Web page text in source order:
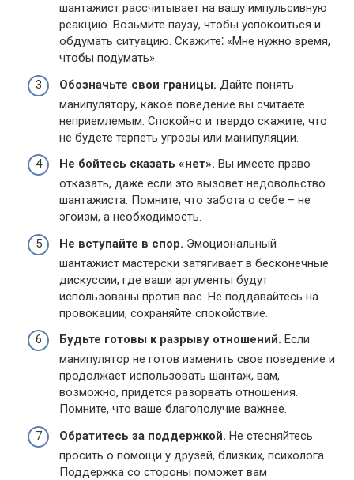
шантажист рассчитывает на вашу импульсивную
реакцию.​ Возьмите паузу, чтобы успокоиться и
обдумать ситуацию.​ Скажите⁚ «Мне нужно время,
чтобы подумать».​
Обозначьте свои границы.​ Дайте понять
манипулятору, какое поведение вы считаете
неприемлемым. Спокойно и твердо скажите, что
не будете терпеть угрозы или манипуляции.
Не бойтесь сказать «нет».​ Вы имеете право
отказать, даже если это вызовет недовольство
шантажиста.​ Помните, что забота о себе – не
эгоизм, а необходимость.​
Не вступайте в спор.​ Эмоциональный
шантажист мастерски затягивает в бесконечные
дискуссии, где ваши аргументы будут
использованы против вас.​ Не поддавайтесь на
провокации, сохраняйте спокойствие.​
Будьте готовы к разрыву отношений. Если
манипулятор не готов изменить свое поведение и
продолжает использовать шантаж, вам,
возможно, придется разорвать отношения.​
Помните, что ваше благополучие важнее.​
Обратитесь за поддержкой.​ Не стесняйтесь
просить о помощи у друзей, близких, психолога.​
Поддержка со стороны поможет вам